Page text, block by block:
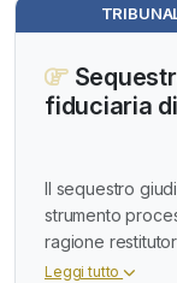
fiduciaria
Il sequestro
strumento
ragione
Leggi tutto